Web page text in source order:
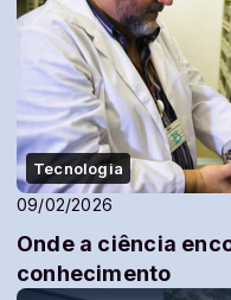
Tecnologia
09/02/2026
Onde a ciência
conhecimento